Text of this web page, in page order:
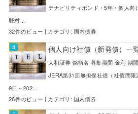
テナビリティボンド・5年・個人
野村...
32件のビュー | カテゴリ: 国内債券
個人向け社債（新発債）一
大和証券 銘柄名 募集期間 金利 期
JERA第31回無担保社債（社債間
9日～202...
26件のビュー | カテゴリ: 国内債券